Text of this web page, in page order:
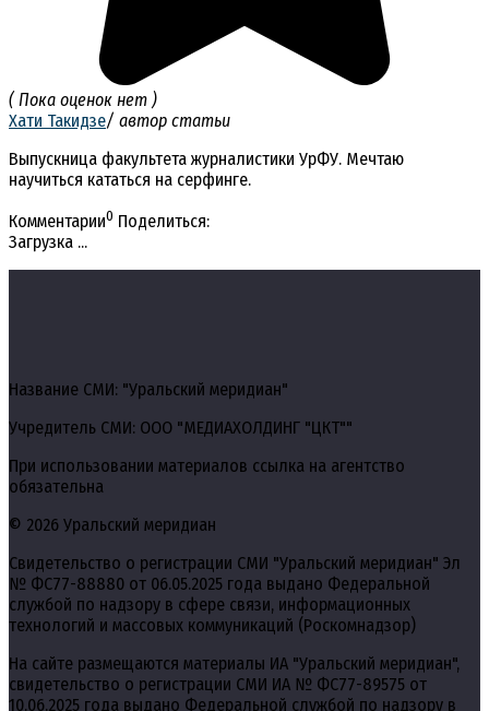
( Пока оценок нет )
Хати Такидзе/ автор статьи
Выпускница факультета журналистики УрФУ. Мечтаю
научиться кататься на серфинге.
Комментарии0 Поделиться:
Загрузка ...
Название СМИ: "Уральский меридиан"
Учредитель СМИ: ООО "МЕДИАХОЛДИНГ "ЦКТ""
При использовании материалов ссылка на агентство
обязательна
© 2026 Уральский меридиан
Свидетельство о регистрации СМИ "Уральский меридиан" Эл
№ ФС77-88880 от 06.05.2025 года выдано Федеральной
службой по надзору в сфере связи, информационных
технологий и массовых коммуникаций (Роскомнадзор)
На сайте размещаются материалы ИА "Уральский меридиан",
свидетельство о регистрации СМИ ИА № ФС77-89575 от
10.06.2025 года выдано Федеральной службой по надзору в